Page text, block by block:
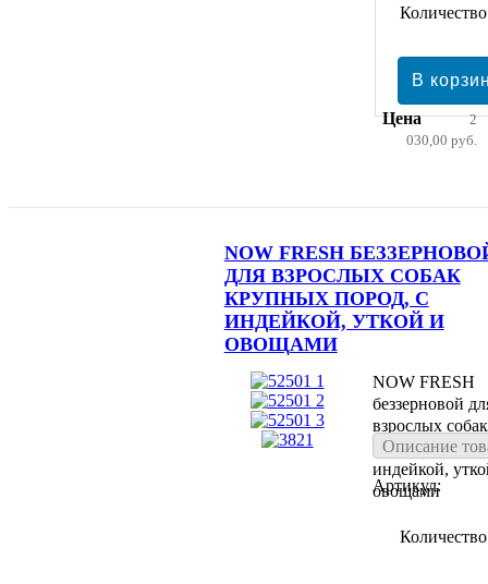
Цена
2
030,00 руб.
NOW FRESH
ДЛЯ ВЗРОСЛЫХ СОБАК
КРУПНЫХ ПОРОД, С
ИНДЕЙКОЙ, УТКОЙ И
ОВОЩАМИ
NOW FRESH
беззерновой
взрослых собак
крупных
индейкой,
овощами
Описание
Артикул: